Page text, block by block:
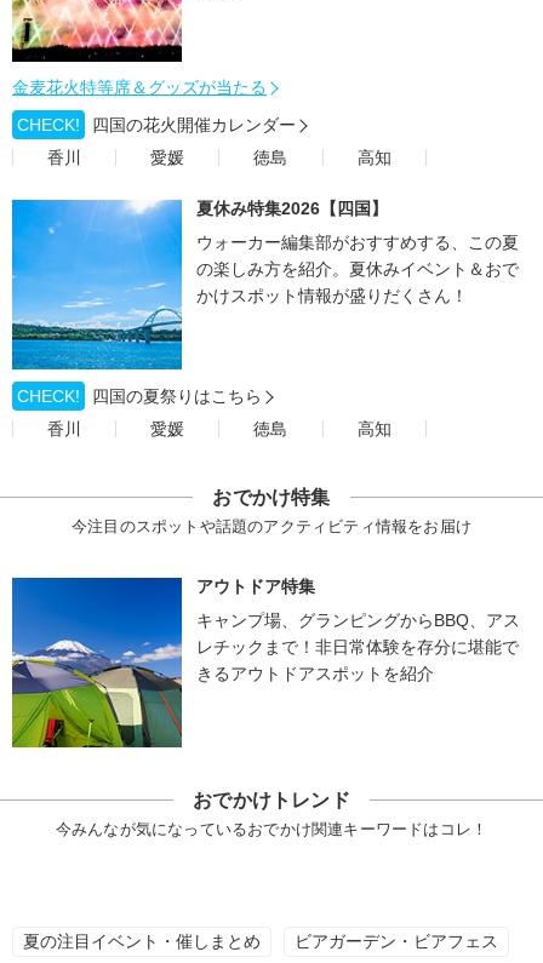
金麦花火特等席＆グッズが当たる
CHECK!
四国の花火開催カレンダー
香川
愛媛 徳島 高知
夏休み特集2026【四国】
ウォーカー編集部がおすすめする、この夏
の楽しみ方を紹介。夏休みイベント＆おで
かけスポット情報が盛りだくさん！
CHECK!
四国の夏祭りはこちら
香川
愛媛 徳島 高知
おでかけ特集
今注目のスポットや話題のアクティビティ情報をお届け
アウトドア特集
キャンプ場、グランピングからBBQ、アス
レチックまで！非日常体験を存分に堪能で
きるアウトドアスポットを紹介
おでかけトレンド
今みんなが気になっているおでかけ関連キーワードはコレ！
夏の注目イベント・催しまとめ ビアガーデン・ビアフェス